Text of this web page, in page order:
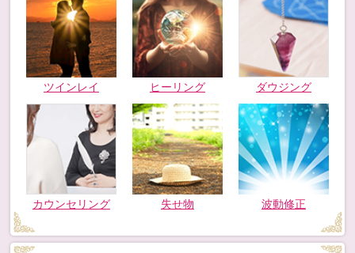
ツインレイ ヒーリング ダウジング
カウンセリング 失せ物 波動修正